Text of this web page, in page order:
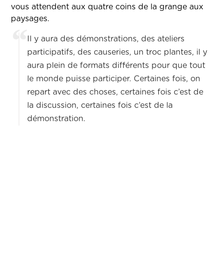
vous attendent aux quatre coins de la grange aux
paysages.
Il y aura des démonstrations, des ateliers
participatifs, des causeries, un troc plantes, il y
aura plein de formats différents pour que tout
le monde puisse participer. Certaines fois, on
repart avec des choses, certaines fois c’est de
la discussion, certaines fois c’est de la
démonstration.